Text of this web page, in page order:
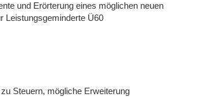
und Erörterung eines möglichen neuen
Leistungsgeminderte Ü60
Steuern, mögliche Erweiterung